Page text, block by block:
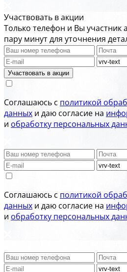
Участвовать в акции
Только телефон и Вы участник
пару минут для уточнения
Участвовать в акции
Соглашаюсь с политикой
данных и даю согласие на
и обработку персональных
Соглашаюсь с политикой
данных и даю согласие на
и обработку персональных